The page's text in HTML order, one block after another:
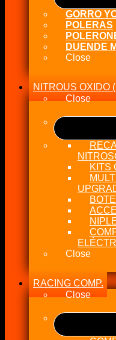
GORRO
POLERAS
DUENDE
Close
NITROUS OXIDO
Close
KITS
Close
RACING COMP.
Close